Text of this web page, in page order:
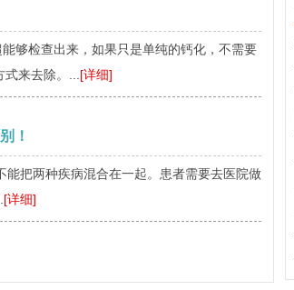
够检查出来，如果只是单纯的钙化，不需要
来去除。... [详细]
！
把两种疾病混合在一起。患者需要去医院做
[详细]